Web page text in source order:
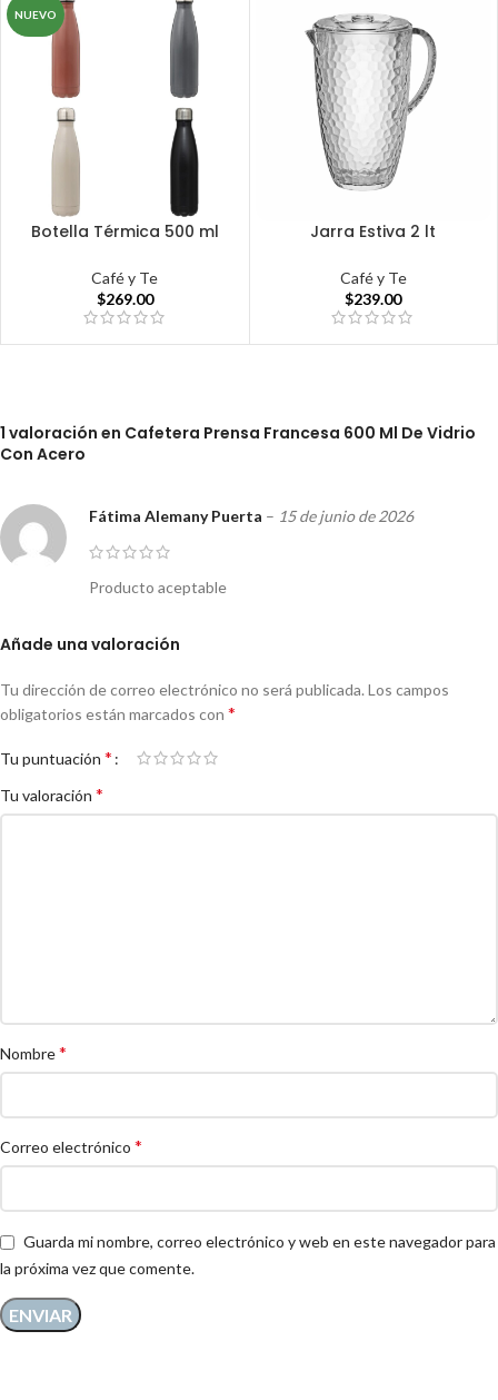
NUEVO
Botella Térmica 500 ml
Café y Te
$269.00
Jarra Estiva 2 lt
Café y Te
$239.00
1 valoración en Cafetera Prensa Francesa 600 Ml De Vidrio
Con Acero
Fátima Alemany Puerta – 15 de junio de 2026
Producto aceptable
Añade una valoración
Tu dirección de correo electrónico no será publicada. Los campos
obligatorios están marcados con *
Tu puntuación *
Tu valoración *
Nombre*
Correo electrónico *
Guarda mi nombre, correo electrónico y web en este navegador para
la próxima vez que comente.